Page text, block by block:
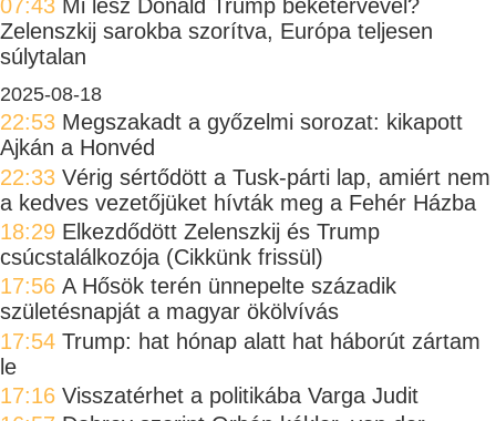
07:43 Mi lesz Donald Trump béketervével?
Zelenszkij sarokba szorítva, Európa teljesen
súlytalan
2025-08-18
22:53 Megszakadt a győzelmi sorozat: kikapott
Ajkán a Honvéd
22:33 Vérig sértődött a Tusk-párti lap, amiért nem
a kedves vezetőjüket hívták meg a Fehér Házba
18:29 Elkezdődött Zelenszkij és Trump
csúcstalálkozója (Cikkünk frissül)
17:56 A Hősök terén ünnepelte századik
születésnapját a magyar ökölvívás
17:54 Trump: hat hónap alatt hat háborút zártam
le
17:16 Visszatérhet a politikába Varga Judit